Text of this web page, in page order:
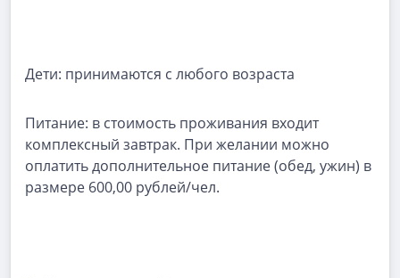
Дети: принимаются с любого возраста
Питание: в стоимость проживания входит
комплексный завтрак. При желании можно
оплатить дополнительное питание (обед, ужин) в
размере 600,00 рублей/чел.